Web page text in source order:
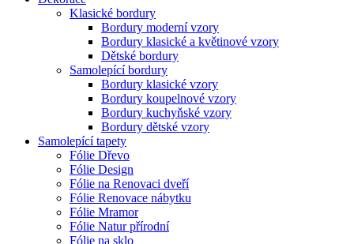
Klasické bordury
Bordury moderní vzory
Bordury klasické a květinové vzory
Dětské bordury
Samolepící bordury
Bordury klasické vzory
Bordury koupelnové vzory
Bordury kuchyňské vzory
Bordury dětské vzory
Samolepící tapety
Fólie Dřevo
Fólie Design
Fólie na Renovaci dveří
Fólie Renovace nábytku
Fólie Mramor
Fólie Natur přírodní
Fólie na sklo